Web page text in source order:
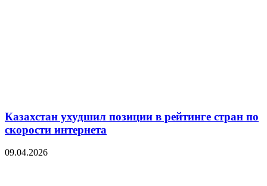
Казахстан ухудшил позиции в рейтинге стран по
скорости интернета
09.04.2026